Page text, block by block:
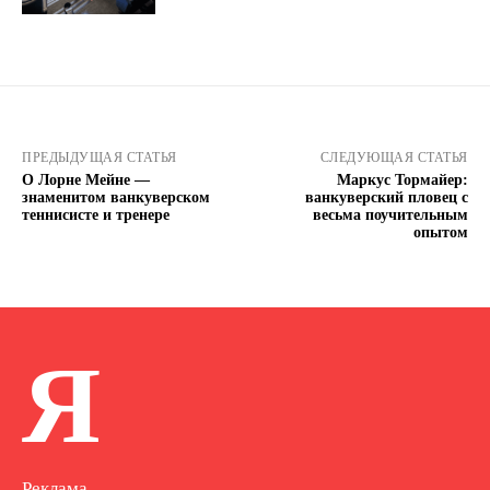
ПРЕДЫДУЩАЯ СТАТЬЯ
О Лорне Мейне —
знаменитом ванкуверском
теннисисте и тренере
СЛЕДУЮЩАЯ СТАТЬЯ
Маркус Тормайер:
ванкуверский пловец с
весьма поучительным
опытом
Я